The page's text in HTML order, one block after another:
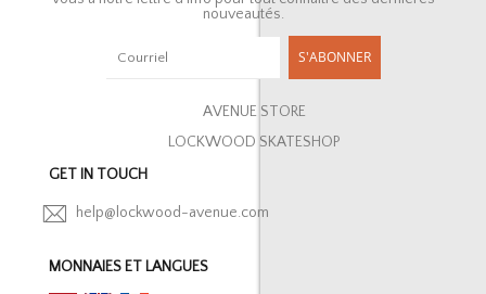
nouveautés.
S'ABONNER
AVENUE STORE
LOCKWOOD SKATESHOP
GET IN TOUCH
help@lockwood-avenue.com
MONNAIES ET LANGUES